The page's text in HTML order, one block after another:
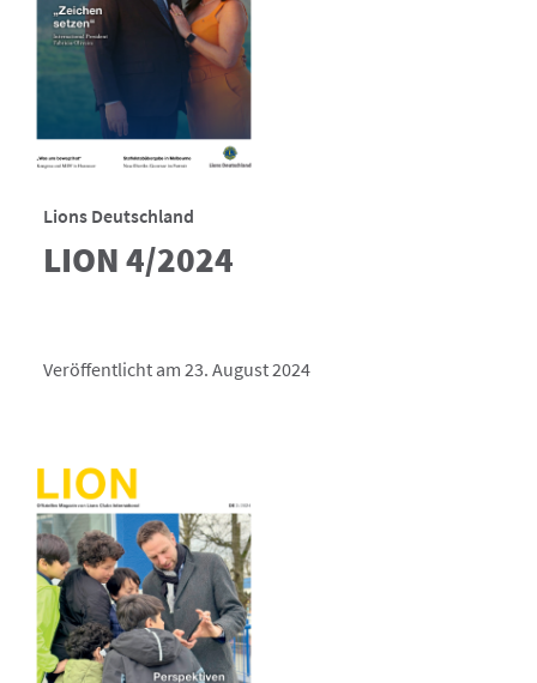
Lions Deutschland
LION 4/2024
Veröffentlicht am 23. August 2024